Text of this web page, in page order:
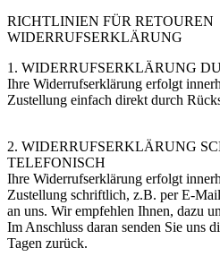
RICHTLINIEN FÜR RETOUREN
WIDERRUFSERKLÄRUNG
1. WIDERRUFSERKLÄRUNG
Ihre Widerrufserklärung erfolgt
Zustellung einfach direkt durch
2. WIDERRUFSERKLÄRUNG
TELEFONISCH
Ihre Widerrufserklärung erfolgt
Zustellung schriftlich, z.B. per E-
an uns. Wir empfehlen Ihnen, dazu
Im Anschluss daran senden Sie uns
Tagen zurück.